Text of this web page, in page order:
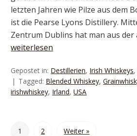
letzten Jahren wie Pilze aus dem
ist die Pearse Lyons Distillery.
Zentrum Dublins hat man aus der
weiterlesen
Gepostet in: Destillerien, Irish Whiskeys,
Tagged: Blended Whiskey,
irishwhiskey, Irland,USA
1 2 Weiter »